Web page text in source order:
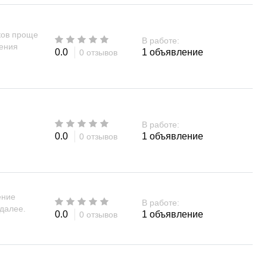
проще
0.0 0 отзывов
В работе:
1 объявление
0.0 0 отзывов
В работе:
1 объявление
0.0 0 отзывов
В работе:
1 объявление